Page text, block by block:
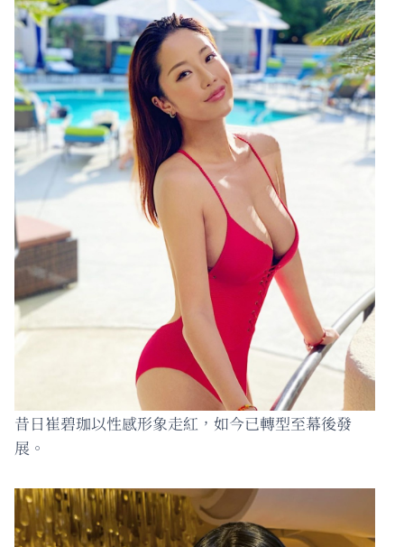
昔日崔碧珈以性感形象走紅，如今已轉型至幕後發
展。